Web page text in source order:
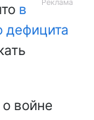
в
дефицита
войне